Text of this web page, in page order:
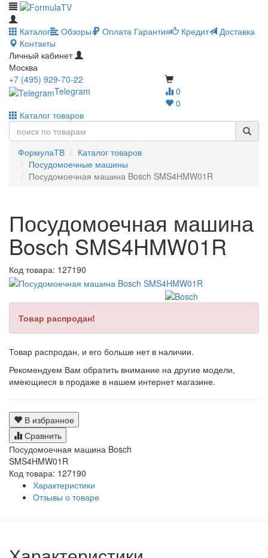
Каталог Обзоры Оплата Гарантия Кредит
Доставка
Контакты
Личный кабинет
Москва
0
0
+7 (495) 929-70-22
Telegram
Каталог товаров
ФормулаТВ
Каталог товаров
Посудомоечные машины
Посудомоечная машина Bosch SMS4HMW01R
Посудомоечная машина
Bosch SMS4HMW01R
Код товара: 127190
Товар распродан!
Товар распродан, и его больше нет в наличии.
Рекомендуем Вам обратить внимание на другие модели,
имеющиеся в продаже в нашем интернет магазине.
В избранное
Сравнить
Посудомоечная машина Bosch
SMS4HMW01R
Код товара: 127190
Характеристики
Отзывы о товаре